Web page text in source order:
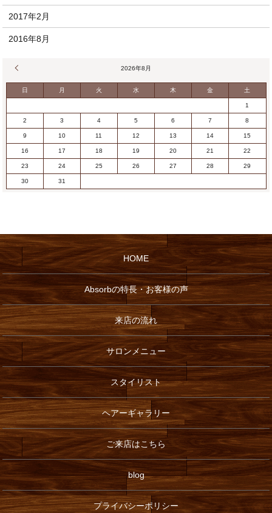
2017年2月
2016年8月
2026年8月
日 月 火 水 木 金 土
1
2 3 4 5 6 7 8
9 10 11 12 13 14 15
16 17 18 19 20 21 22
23 24 25 26 27 28 29
30 31
HOME
Absorbの特長・お客様の声
来店の流れ
サロンメニュー
スタイリスト
ヘアーギャラリー
ご来店はこちら
blog
プライバシーポリシー